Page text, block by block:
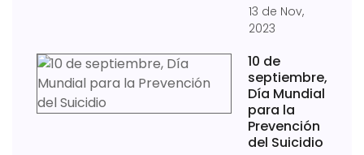
13 de Nov,
2023
10 de
septiembre,
Día Mundial
para la
Prevención
del Suicidio